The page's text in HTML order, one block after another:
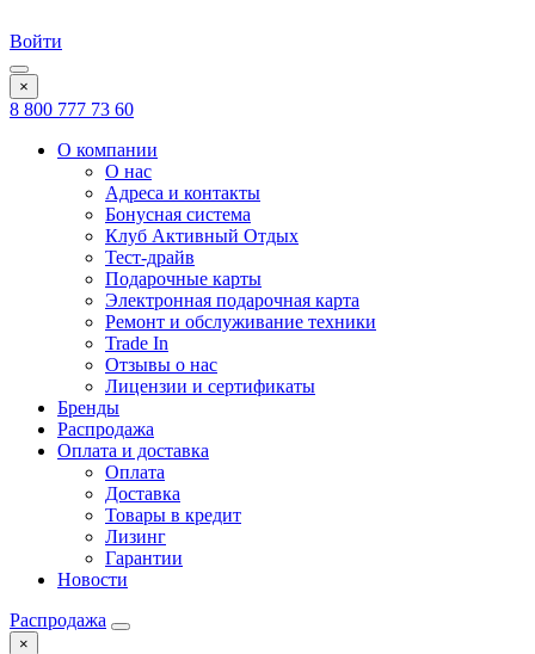
Войти
×
8 800 777 73 60
О компании
О нас
Адреса и контакты
Бонусная система
Клуб Активный Отдых
Тест-драйв
Подарочные карты
Электронная подарочная карта
Ремонт и обслуживание техники
Trade In
Отзывы о нас
Лицензии и сертификаты
Бренды
Распродажа
Оплата и доставка
Оплата
Доставка
Товары в кредит
Лизинг
Гарантии
Новости
Распродажа
×